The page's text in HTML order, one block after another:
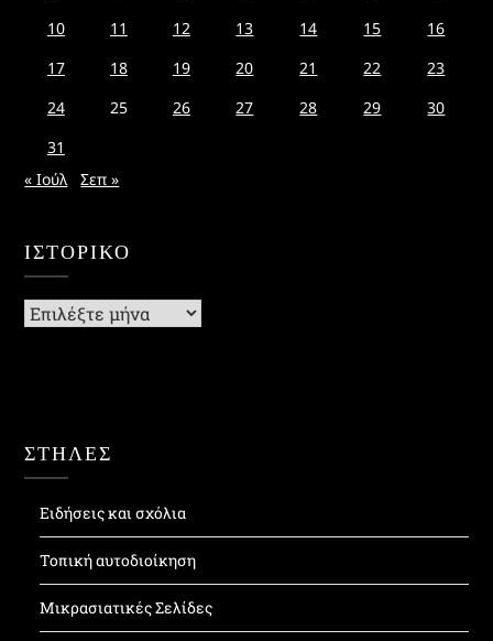
10
11 12 13 14 15
16
17
18 19 20 21 22
23
24
25 26 27 28 29
30
31
« Ιούλ
Σεπ »
ΙΣΤΟΡΙΚΌ
Ιστορικό
ΣΤΗΛΕΣ
Ειδήσεις και σχόλια
Τοπική αυτοδιοίκηση
Μικρασιατικές Σελίδες